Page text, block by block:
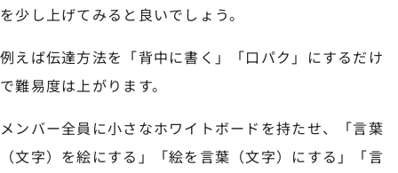
を少し上げてみると良いでしょう。
例えば伝達方法を「背中に書く」「口パク」にするだけ
で難易度は上がります。
メンバー全員に小さなホワイトボードを持たせ、「言葉
（文字）を絵にする」「絵を言葉（文字）にする」「言